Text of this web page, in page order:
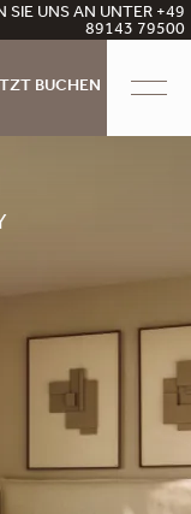
SIE UNS AN UNTER +49
89143 79500
BUCHEN